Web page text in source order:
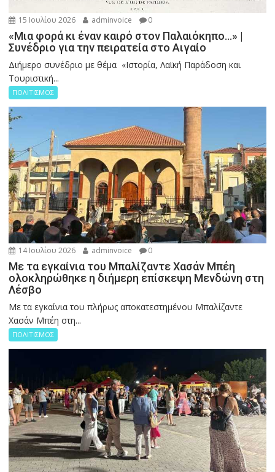
15 Ιουλίου 2026 adminvoice 0
«Μια φορά κι έναν καιρό στον Παλαιόκηπο…» |
Συνέδριο για την πειρατεία στο Αιγαίο
Διήμερο συνέδριο με θέμα «Ιστορία, Λαϊκή Παράδοση και
Τουριστική...
ΠΟΛΙΤΙΣΜΟΣ
14 Ιουλίου 2026 adminvoice 0
Με τα εγκαίνια του Μπαλίζαντε Χασάν Μπέη
ολοκληρώθηκε η διήμερη επίσκεψη Μενδώνη στη
Λέσβο
Με τα εγκαίνια του πλήρως αποκατεστημένου Μπαλίζαντε
Χασάν Μπέη στη...
ΠΟΛΙΤΙΣΜΟΣ